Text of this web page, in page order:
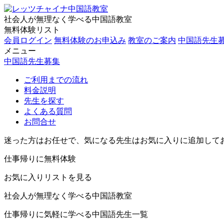
社会人が無理なく学べる中国語教室
無料体験リスト
会員ログイン 無料体験のお申込み 教室のご案内 中国語先生
メニュー
中国語先生募集
ご利用までの流れ
料金説明
先生を探す
よくある質問
お問合せ
迷った方はお任せで、気になる先生はお気に入りに追加して
仕事帰りに無料体験
お気に入りリストを見る
社会人が無理なく学べる中国語教室
仕事帰りに気軽に学べる中国語先生一覧